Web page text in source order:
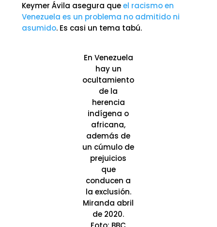
Keymer Ávila asegura queel racismo en
Venezuela es un problema no admitido ni
asumido. Es casi un tema tabú.
En Venezuela
hay un
ocultamiento
de la
herencia
indígena o
africana,
además de
un cúmulo de
prejuicios
que
conducen a
la exclusión.
Miranda abril
de 2020.